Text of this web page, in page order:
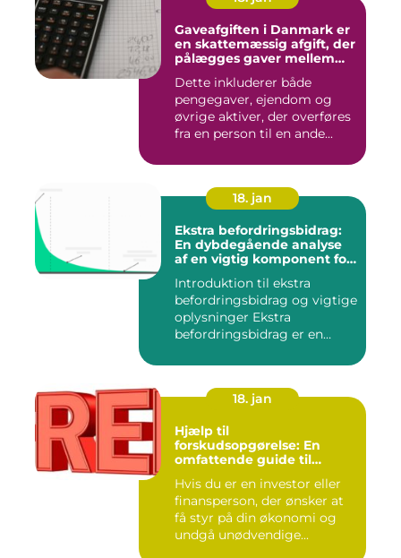
Gaveafgiften i Danmark er
en skattemæssig afgift, der
pålægges gaver mellem
Dette inkluderer både
pengegaver, ejendom og
øvrige aktiver, der overføres
fra en person til en ande...
18. jan
Ekstra befordringsbidrag:
En dybdegående analyse
af en vigtig komponent for
Introduktion til ekstra
befordringsbidrag og vigtige
oplysninger Ekstra
befordringsbidrag er en
18. jan
Hjælp til
forskudsopgørelse: En
omfattende guide til
Hvis du er en investor eller
finansperson, der ønsker at
få styr på din økonomi og
undgå unødvendige...